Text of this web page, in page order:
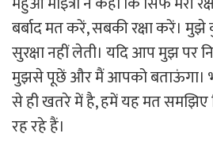
बर्बाद मत करें, सबकी रक्षा करें।
सुरक्षा नहीं लेती। यदि आप मुझ पर
मुझसे पूछें और मैं आपको बताऊंगा।
से ही खतरे में है, हमें यह मत
रह रहे हैं।